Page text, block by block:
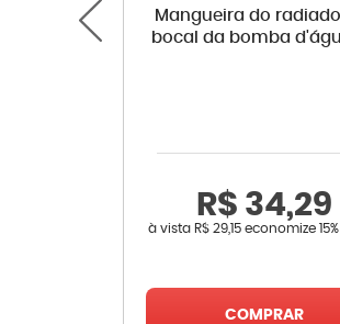
Mangueira do
bocal da bomba
R$ 34,29
à vista R$ 29,15economize 15%
COMPRAR